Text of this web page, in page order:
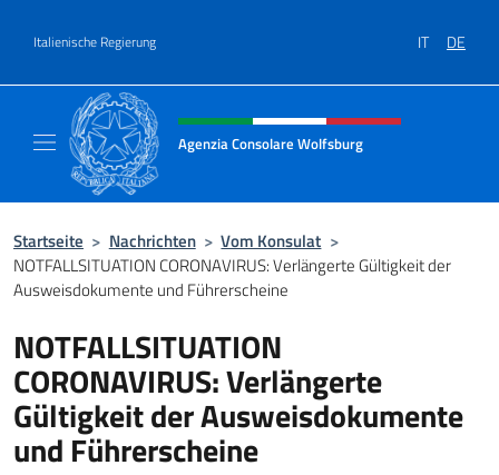
Italienische Regierung IT DE
Header-Site, Social und Menü
Agenzia Consolare Wolfsburg
Startseite > Nachrichten > Vom Konsulat >
NOTFALLSITUATION CORONAVIRUS: Verlängerte Gültigkeit der
Ausweisdokumente und Führerscheine
NOTFALLSITUATION
CORONAVIRUS: Verlängerte
Gültigkeit der Ausweisdokumente
und Führerscheine